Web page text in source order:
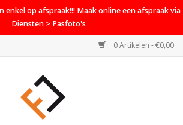
enkel op afspraak!!! Maak online een afspraak via
Diensten > Pasfoto's
0 Artikelen - €0,00